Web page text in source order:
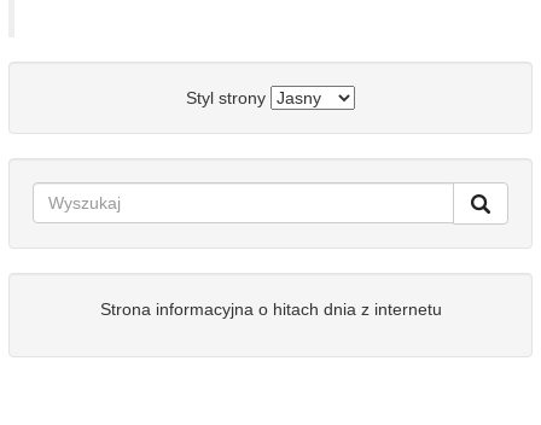
Styl strony
Strona informacyjna o hitach dnia z internetu